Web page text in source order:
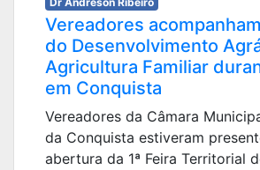
Vereadores
do Desenvolvimento
Agricultura Familiar
em Conquista
Vereadores da Câmara
da Conquista estiveram
abertura da 1ª Feira Territorial